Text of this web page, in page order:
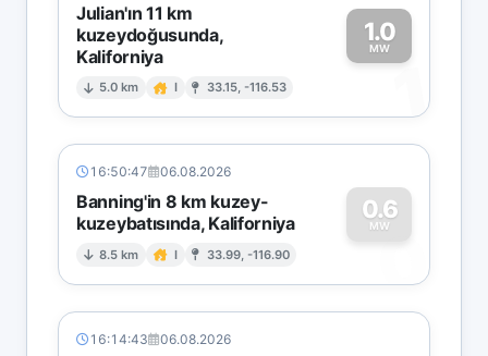
Julian'ın 11 km
kuzeydoğusunda,
Kaliforniya
5.0 km I 33.15, -116.53
1.0
MW
1
16:50:47 06.08.2026
Banning'in 8 km kuzey-
kuzeybatısında, Kaliforniya
8.5 km I 33.99, -116.90
0.6
MW
0
16:14:43 06.08.2026